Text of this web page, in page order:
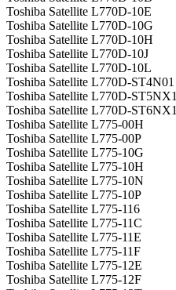
Toshiba Satellite L770D-10E
Toshiba Satellite L770D-10G
Toshiba Satellite L770D-10H
Toshiba Satellite L770D-10J
Toshiba Satellite L770D-10L
Toshiba Satellite L770D-ST4N01
Toshiba Satellite L770D-ST5NX1
Toshiba Satellite L770D-ST6NX1
Toshiba Satellite L775-00H
Toshiba Satellite L775-00P
Toshiba Satellite L775-10G
Toshiba Satellite L775-10H
Toshiba Satellite L775-10N
Toshiba Satellite L775-10P
Toshiba Satellite L775-116
Toshiba Satellite L775-11C
Toshiba Satellite L775-11E
Toshiba Satellite L775-11F
Toshiba Satellite L775-12E
Toshiba Satellite L775-12F